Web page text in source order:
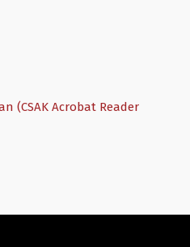
(CSAK Acrobat Reader